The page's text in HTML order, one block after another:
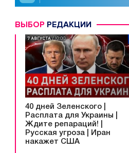
ВЫБОР РЕДАКЦИИ
40 дней Зеленского |
Расплата для Украины |
Ждите репараций! |
Русская угроза | Иран
накажет США